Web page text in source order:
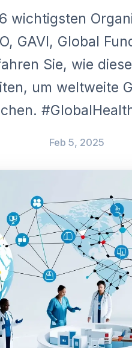
wichtigsten
GAVI, Global
Sie, wie
um weltweite
Feb 5, 2025